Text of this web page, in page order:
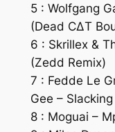
5 : Wolfgang
(Dead C∆T
6 : Skrillex &
(Zedd Remix)
7 : Fedde Le
Gee –
8 : Moguai –